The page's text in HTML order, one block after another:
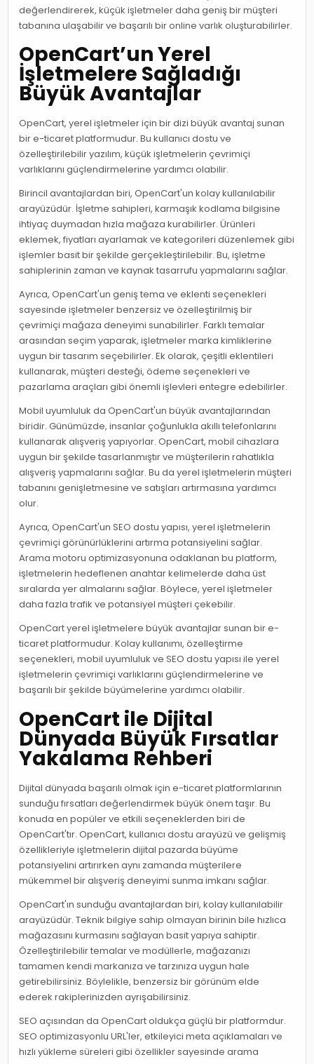
değerlendirerek, küçük işletmeler daha geniş bir müşteri
tabanına ulaşabilir ve başarılı bir online varlık oluşturabilirler.
OpenCart’un Yerel
İşletmelere Sağladığı
Büyük Avantajlar
OpenCart, yerel işletmeler için bir dizi büyük avantaj sunan
bir e-ticaret platformudur. Bu kullanıcı dostu ve
özelleştirilebilir yazılım, küçük işletmelerin çevrimiçi
varlıklarını güçlendirmelerine yardımcı olabilir.
Birincil avantajlardan biri, OpenCart'un kolay kullanılabilir
arayüzüdür. İşletme sahipleri, karmaşık kodlama bilgisine
ihtiyaç duymadan hızla mağaza kurabilirler. Ürünleri
eklemek, fiyatları ayarlamak ve kategorileri düzenlemek gibi
işlemler basit bir şekilde gerçekleştirilebilir. Bu, işletme
sahiplerinin zaman ve kaynak tasarrufu yapmalarını sağlar.
Ayrıca, OpenCart'un geniş tema ve eklenti seçenekleri
sayesinde işletmeler benzersiz ve özelleştirilmiş bir
çevrimiçi mağaza deneyimi sunabilirler. Farklı temalar
arasından seçim yaparak, işletmeler marka kimliklerine
uygun bir tasarım seçebilirler. Ek olarak, çeşitli eklentileri
kullanarak, müşteri desteği, ödeme seçenekleri ve
pazarlama araçları gibi önemli işlevleri entegre edebilirler.
Mobil uyumluluk da OpenCart'un büyük avantajlarından
biridir. Günümüzde, insanlar çoğunlukla akıllı telefonlarını
kullanarak alışveriş yapıyorlar. OpenCart, mobil cihazlara
uygun bir şekilde tasarlanmıştır ve müşterilerin rahatlıkla
alışveriş yapmalarını sağlar. Bu da yerel işletmelerin müşteri
tabanını genişletmesine ve satışları artırmasına yardımcı
olur.
Ayrıca, OpenCart'un SEO dostu yapısı, yerel işletmelerin
çevrimiçi görünürlüklerini artırma potansiyelini sağlar.
Arama motoru optimizasyonuna odaklanan bu platform,
işletmelerin hedeflenen anahtar kelimelerde daha üst
sıralarda yer almalarını sağlar. Böylece, yerel işletmeler
daha fazla trafik ve potansiyel müşteri çekebilir.
OpenCart yerel işletmelere büyük avantajlar sunan bir e-
ticaret platformudur. Kolay kullanımı, özelleştirme
seçenekleri, mobil uyumluluk ve SEO dostu yapısı ile yerel
işletmelerin çevrimiçi varlıklarını güçlendirmelerine ve
başarılı bir şekilde büyümelerine yardımcı olabilir.
OpenCart ile Dijital
Dünyada Büyük Fırsatlar
Yakalama Rehberi
Dijital dünyada başarılı olmak için e-ticaret platformlarının
sunduğu fırsatları değerlendirmek büyük önem taşır. Bu
konuda en popüler ve etkili seçeneklerden biri de
OpenCart'tır. OpenCart, kullanıcı dostu arayüzü ve gelişmiş
özellikleriyle işletmelerin dijital pazarda büyüme
potansiyelini artırırken aynı zamanda müşterilere
mükemmel bir alışveriş deneyimi sunma imkanı sağlar.
OpenCart'ın sunduğu avantajlardan biri, kolay kullanılabilir
arayüzüdür. Teknik bilgiye sahip olmayan birinin bile hızlıca
mağazasını kurmasını sağlayan basit yapıya sahiptir.
Özelleştirilebilir temalar ve modüllerle, mağazanızı
tamamen kendi markanıza ve tarzınıza uygun hale
getirebilirsiniz. Böylelikle, benzersiz bir görünüm elde
ederek rakiplerinizden ayrışabilirsiniz.
SEO açısından da OpenCart oldukça güçlü bir platformdur.
SEO optimizasyonlu URL'ler, etkileyici meta açıklamaları ve
hızlı yükleme süreleri gibi özellikler sayesinde arama